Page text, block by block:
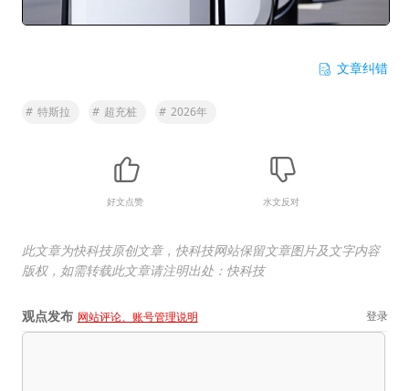
文章纠错
# 特斯拉 # 超充桩 # 2026年
好文点赞 水文反对
此文章为快科技原创文章，快科技网站保留文章图片及文字内容
版权，如需转载此文章请注明出处：快科技
观点发布 网站评论、账号管理说明 登录